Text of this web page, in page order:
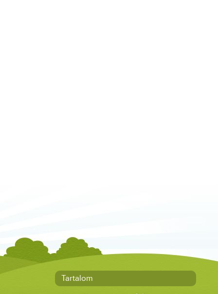
Tartalom